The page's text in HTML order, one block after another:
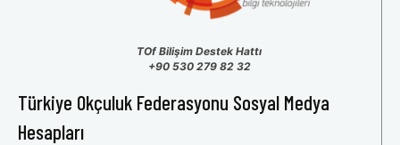
TOf Bilişim Destek Hattı
+90 530 279 82 32
Türkiye Okçuluk Federasyonu Sosyal Medya
Hesapları